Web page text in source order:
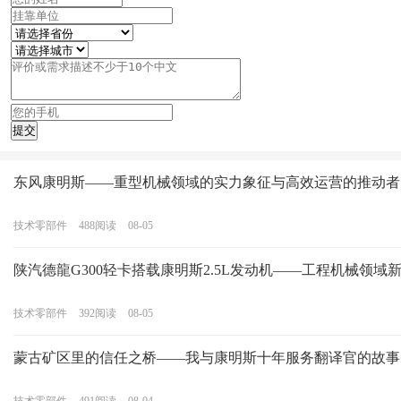
东风康明斯——重型机械领域的实力象征与高效运营的推动者
技术零部件 488阅读 08-05
陕汽德龍G300轻卡搭载康明斯2.5L发动机——工程机械领域
技术零部件 392阅读 08-05
蒙古矿区里的信任之桥——我与康明斯十年服务翻译官的故事